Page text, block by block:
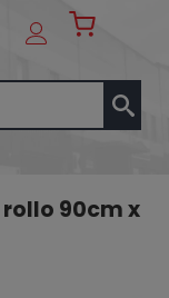
90cm x